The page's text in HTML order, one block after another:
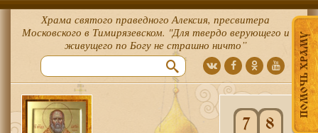
ПОМОЧЬ ХРАМУ
Храма святого праведного Алексия, пресвитера
Московского в Тимирязевском. "Для твердо верующего и
живущего по Богу не страшно ничто”
7 8